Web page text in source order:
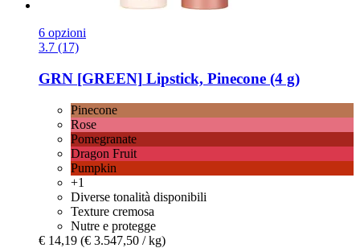
6 opzioni
3.7 (17)
GRN [GREEN] Lipstick, Pinecone (4 g)
Pinecone
Rose
Pomegranate
Dragon Fruit
Pumpkin
+1
Diverse tonalità disponibili
Texture cremosa
Nutre e protegge
€ 14,19 (€ 3.547,50 / kg)